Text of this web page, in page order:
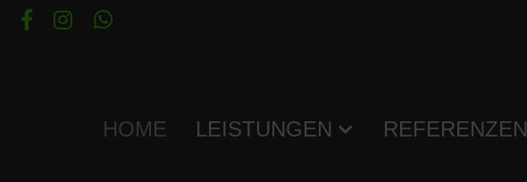
HOME LEISTUNGEN REFERENZEN